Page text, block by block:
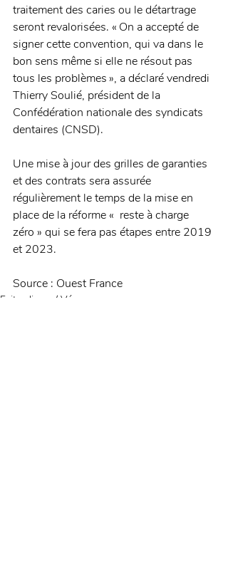
traitement des caries ou le détartrage
seront revalorisées. « On a accepté de
signer cette convention, qui va dans le
bon sens même si elle ne résout pas
tous les problèmes », a déclaré vendredi
Thierry Soulié, président de la
Confédération nationale des syndicats
dentaires (CNSD).
Une mise à jour des grilles de garanties
et des contrats sera assurée
régulièrement le temps de la mise en
place de la réforme «  reste à charge
zéro » qui se fera pas étapes entre 2019
et 2023.
Source : Ouest France
Faits-divers / Vécu